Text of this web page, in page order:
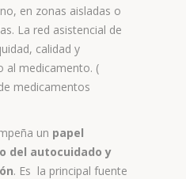
en zonas aisladas o
La red asistencial de
calidad y
al medicamento. (
medicamentos
un papel
del autocuidado y
. Es la principal fuente